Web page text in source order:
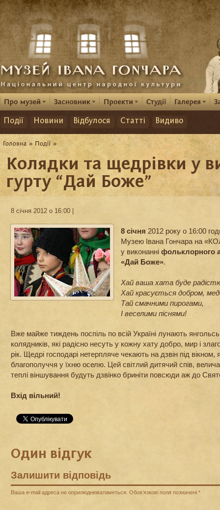
Події Новини Відбулося Статті Видиво
Колядки та щедрівки у
гурту “Дай Боже”
8 січня 2012 о 16:00 |
8 січня 2012 року о 16:00
Музею Івана Гончара на
у виконанні фольклорного
«Дай Боже».
Хай ваша хата буде
Хай красується добром,
Тай смачними пирогами,
І веселими піснями!
Вже майже тиждень поспіль по всій Україні лунають
колядників, які радісно несуть у кожну хату добро, мир і
рік. Щедрі господарі нетерпляче чекають на дзвін під вікном,
благополуччя у їхню оселю. Цей світлий дитячий спів,
теплі віншування будуть дзвінко бриніти повсюди аж до
Вхід вільний!
Один відгук
Залишити відповідь
Ваша e-mail адреса не оприлюднюватиметься. Обов’язкові поля позначені *